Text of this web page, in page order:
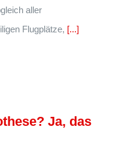
aller
Flugplätze, [...]
Ja, das